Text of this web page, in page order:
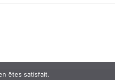
êtes satisfait.